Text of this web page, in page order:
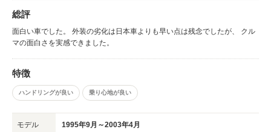
総評
面白い車でした。 外装の劣化は日本車よりも早い点は残念でしたが、 クル
マの面白さを実感できました。
特徴
ハンドリングが良い 乗り心地が良い
モデル 1995年9月～2003年4月